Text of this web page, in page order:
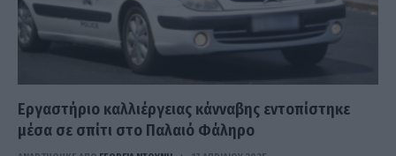
Εργαστήριο καλλιέργειας κάνναβης εντοπίστηκε
μέσα σε σπίτι στο Παλαιό Φάληρο